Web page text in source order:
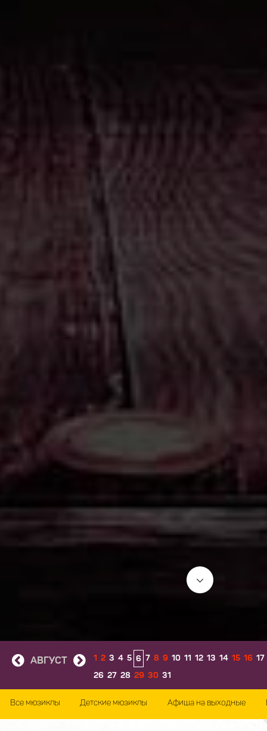
АВГУСТ 1 2 3 4 5 6 7 8 9 10 11 12 13 14 15 16 17
26 27 28 29 30 31
Все мюзиклы Детские мюзиклы Афиша на выходные